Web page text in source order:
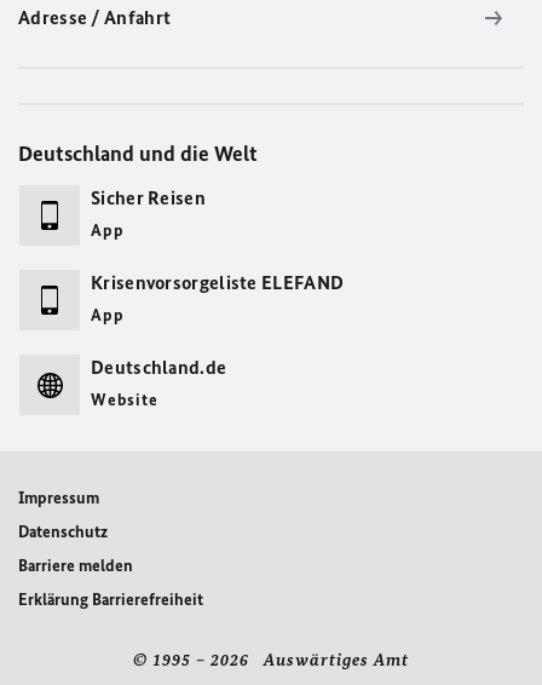
Adresse / Anfahrt
Deutschland und die Welt
Sicher Reisen
App
Krisenvorsorgeliste ELEFAND
App
Deutschland.de
Website
Impressum
Datenschutz
Barriere melden
Erklärung Barrierefreiheit
© 1995 – 2026 Auswärtiges Amt